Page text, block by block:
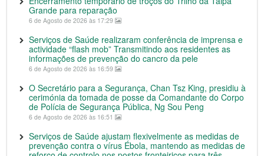
Grande para reparação
6 de Agosto de 2026 às 17:29
Serviços de Saúde realizaram conferência de imprensa e
actividade “flash mob” Transmitindo aos residentes as
informações de prevenção do cancro da pele
6 de Agosto de 2026 às 16:59
O Secretário para a Segurança, Chan Tsz King, presidiu à
cerimónia da tomada de posse da Comandante do Corpo
de Polícia de Segurança Pública, Ng Sou Peng
6 de Agosto de 2026 às 16:51
Serviços de Saúde ajustam flexivelmente as medidas de
prevenção contra o vírus Ébola, mantendo as medidas de